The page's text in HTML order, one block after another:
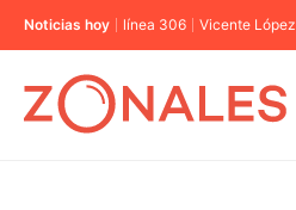
Noticias hoy línea 306 Vicente López